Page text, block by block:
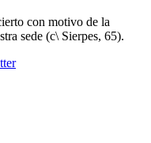
con motivo de la
sede (c\ Sierpes, 65).